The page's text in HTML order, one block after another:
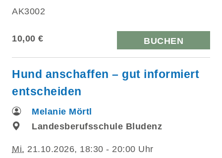
AK3002
10,00 € BUCHEN
Hund anschaffen – gut informiert
entscheiden
Melanie Mörtl
Landesberufsschule Bludenz
Mi. 21.10.2026, 18:30 - 20:00 Uhr